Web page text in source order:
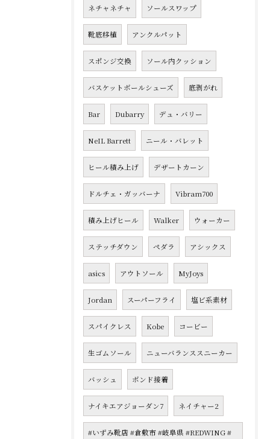
ネチャネチャ ソールスワップ
靴底移植 アンクルパット
スポンジ交換 ソール内クッション
バスケットボールシューズ 底剥がれ
Bar Dubarry デュ・バリー
NeIL Barrett ニール・バレット
ヒール積み上げ デザートカーン
ドルチェ・ガッバーナ Vibram700
積み上げヒール Walker ウォーカー
ステッチダウン ペダラ アシックス
asics アウトソール MyJoys
Jordan スーパーフライ 塩ビ系素材
スパイクレス Kobe コービー
生ゴムソール ニューバランススニーカー
バッシュ ボンド接着
ナイキエアジョーダン7 ネイチャー2
#いずみ靴店 #倉敷市 #岐阜県 #REDWING #